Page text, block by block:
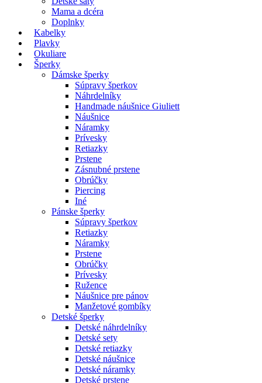
Mama a dcéra
Doplnky
Kabelky
Plavky
Okuliare
Šperky
Dámske šperky
Súpravy šperkov
Náhrdelníky
Handmade náušnice Giuliett
Náušnice
Náramky
Prívesky
Retiazky
Prstene
Zásnubné prstene
Obrúčky
Piercing
Iné
Pánske šperky
Súpravy šperkov
Retiazky
Náramky
Prstene
Obrúčky
Prívesky
Ružence
Náušnice pre pánov
Manžetové gombíky
Detské šperky
Detské náhrdelníky
Detské sety
Detské retiazky
Detské náušnice
Detské náramky
Detské prstene